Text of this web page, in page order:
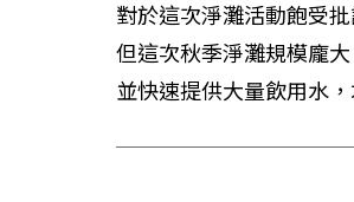
對於這次淨灘活動飽受
但這次秋季淨灘規模龐
並快速提供大量飲用水